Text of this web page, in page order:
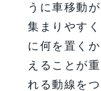
うに車移動
集まりやす
に何を置く
えることが
れる動線を